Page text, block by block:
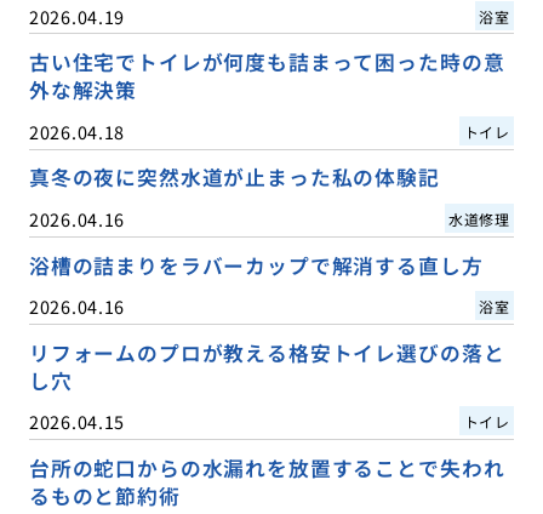
2026.04.19 浴室
古い住宅でトイレが何度も詰まって困った時の意
外な解決策
2026.04.18 トイレ
真冬の夜に突然水道が止まった私の体験記
2026.04.16 水道修理
浴槽の詰まりをラバーカップで解消する直し方
2026.04.16 浴室
リフォームのプロが教える格安トイレ選びの落と
し穴
2026.04.15 トイレ
台所の蛇口からの水漏れを放置することで失われ
るものと節約術